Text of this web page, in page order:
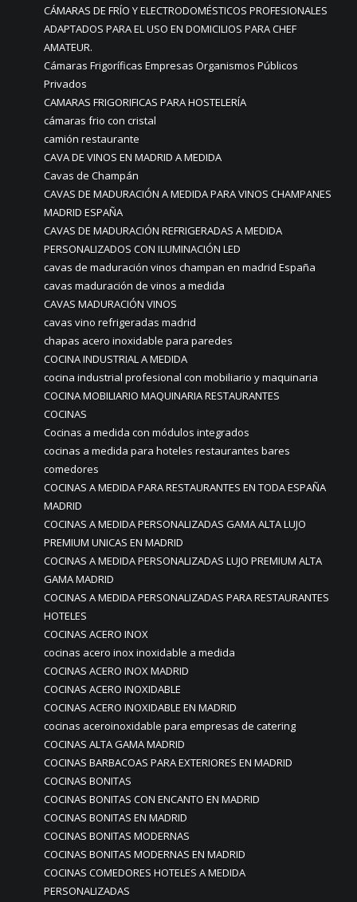
CÁMARAS DE FRÍO Y ELECTRODOMÉSTICOS PROFESIONALES
ADAPTADOS PARA EL USO EN DOMICILIOS PARA CHEF
AMATEUR.
Cámaras Frigoríficas Empresas Organismos Públicos
Privados
CAMARAS FRIGORIFICAS PARA HOSTELERÍA
cámaras frio con cristal
camión restaurante
CAVA DE VINOS EN MADRID A MEDIDA
Cavas de Champán
CAVAS DE MADURACIÓN A MEDIDA PARA VINOS CHAMPANES
MADRID ESPAÑA
CAVAS DE MADURACIÓN REFRIGERADAS A MEDIDA
PERSONALIZADOS CON ILUMINACIÓN LED
cavas de maduración vinos champan en madrid España
cavas maduración de vinos a medida
CAVAS MADURACIÓN VINOS
cavas vino refrigeradas madrid
chapas acero inoxidable para paredes
COCINA INDUSTRIAL A MEDIDA
cocina industrial profesional con mobiliario y maquinaria
COCINA MOBILIARIO MAQUINARIA RESTAURANTES
COCINAS
Cocinas a medida con módulos integrados
cocinas a medida para hoteles restaurantes bares
comedores
COCINAS A MEDIDA PARA RESTAURANTES EN TODA ESPAÑA
MADRID
COCINAS A MEDIDA PERSONALIZADAS GAMA ALTA LUJO
PREMIUM UNICAS EN MADRID
COCINAS A MEDIDA PERSONALIZADAS LUJO PREMIUM ALTA
GAMA MADRID
COCINAS A MEDIDA PERSONALIZADAS PARA RESTAURANTES
HOTELES
COCINAS ACERO INOX
cocinas acero inox inoxidable a medida
COCINAS ACERO INOX MADRID
COCINAS ACERO INOXIDABLE
COCINAS ACERO INOXIDABLE EN MADRID
cocinas aceroinoxidable para empresas de catering
COCINAS ALTA GAMA MADRID
COCINAS BARBACOAS PARA EXTERIORES EN MADRID
COCINAS BONITAS
COCINAS BONITAS CON ENCANTO EN MADRID
COCINAS BONITAS EN MADRID
COCINAS BONITAS MODERNAS
COCINAS BONITAS MODERNAS EN MADRID
COCINAS COMEDORES HOTELES A MEDIDA
PERSONALIZADAS